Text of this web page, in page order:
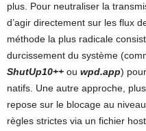
plus. Pour neutraliser la
d’agir directement sur les flux
méthode la plus radicale
durcissement du système
ShutUp10++ ou wpd.app)
natifs. Une autre approche,
repose sur le blocage au
règles strictes via un fichier